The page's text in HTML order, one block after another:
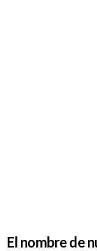
El nombre de